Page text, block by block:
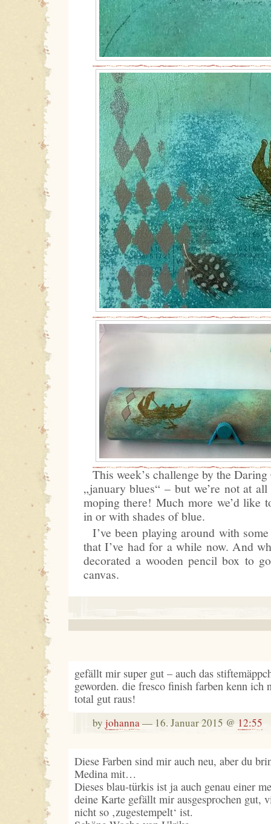
This week’s challenge by the
„january blues“ – but we’re not at
moping there! Much more we’d like
in or with shades of blue.
I’ve been playing around with
that I’ve had for a while now. And
decorated a wooden pencil box to
canvas.
gefällt mir super gut – auch das
geworden. die fresco finish farben kenn ich
total gut raus!
by johanna— 16. Januar 2015 @ 12:55
Diese Farben sind mir auch neu, aber du
Medina mit…
Dieses blau-türkis ist ja auch genau einer
deine Karte gefällt mir ausgesprochen gut,
nicht so ‚zugestempelt‘ ist.